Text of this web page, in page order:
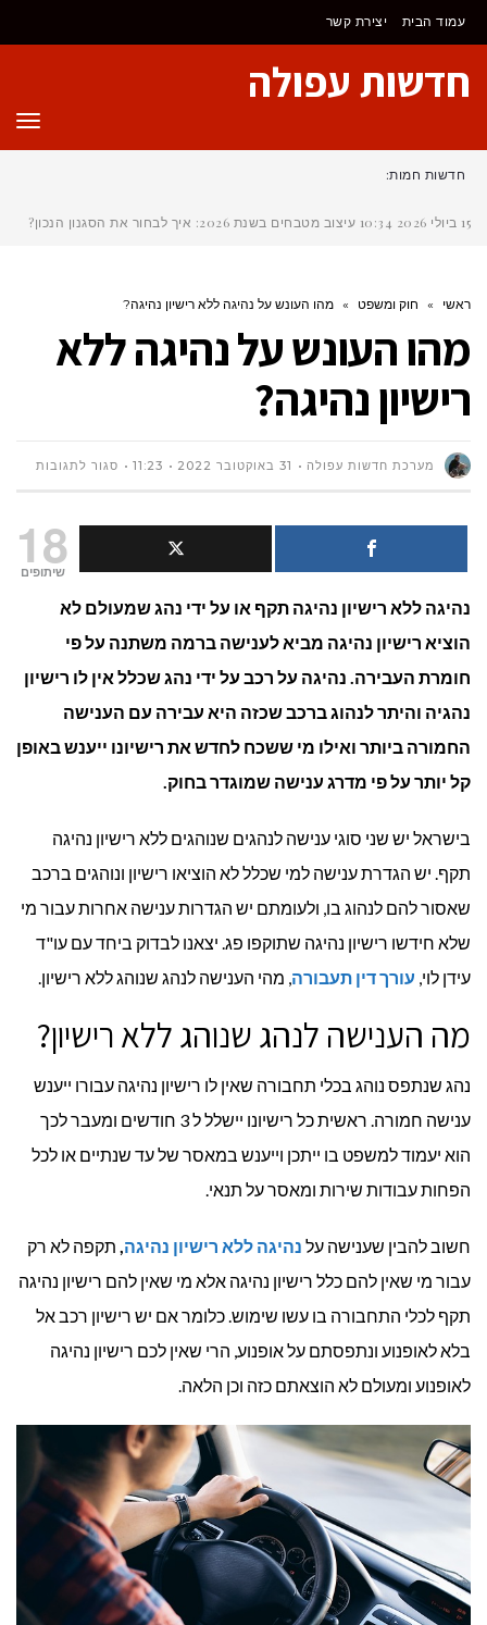
לתוכן
עמוד הבית יצירת קשר
חדשות עפולה
חדשות חמות:
15 ביולי 2026 10:34 עיצוב מטבחים בשנת 2026: איך לבחור את הסגנון הנכון?
ראשי » חוק ומשפט » מהו העונש על נהיגה ללא רישיון נהיגה?
מהו העונש על נהיגה ללא
רישיון נהיגה?
מערכת חדשות עפולה 31 באוקטובר 2022 11:23 סגור לתגובותעל
העונש18
שיתופים
נהיגה ללא רישיון נהיגה תקף או על ידי נהג שמעולם לא
הוציא רישיון נהיגה מביא לענישה ברמה משתנה על פי
חומרת העבירה. נהיגה על רכב על ידי נהג שכלל אין לו רישיון
נהגיה והיתר לנהוג ברכב שכזה היא עבירה עם הענישה
החמורה ביותר ואילו מי ששכח לחדש את רישיונו ייענש באופן
קל יותר על פי מדרג ענישה שמוגדר בחוק.
בישראל יש שני סוגי ענישה לנהגים שנוהגים ללא רישיון נהיגה
תקף. יש הגדרת ענישה למי שכלל לא הוציאו רישיון ונוהגים ברכב
שאסור להם לנהוג בו, ולעומתם יש הגדרות ענישה אחרות עבור מי
שלא חידשו רישיון נהיגה שתוקפו פג. יצאנו לבדוק ביחד עם עו"ד
עידן לוי, עורך דין תעבורה, מהי הענישה לנהג שנוהג ללא רישיון.
מה הענישה לנהג שנוהג ללא רישיון?
נהג שנתפס נוהג בכלי תחבורה שאין לו רישיון נהיגה עבורו ייענש
ענישה חמורה. ראשית כל רישיונו יישלל ל 3 חודשים ומעבר לכך
הוא יעמוד למשפט בו ייתכן וייענש במאסר של עד שנתיים או לכל
הפחות עבודות שירות ומאסר על תנאי.
חשוב להבין שענישה על נהיגה ללא רישיון נהיגה, תקפה לא רק
עבור מי שאין להם כלל רישיון נהיגה אלא מי שאין להם רישיון נהיגה
תקף לכלי התחבורה בו עשו שימוש. כלומר אם יש רישיון רכב אל
בלא לאופנוע ונתפסתם על אופנוע, הרי שאין לכם רישיון נהיגה
לאופנוע ומעולם לא הוצאתם כזה וכן הלאה.